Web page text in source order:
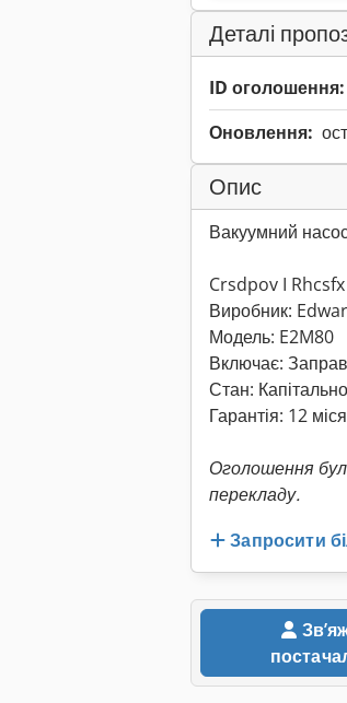
Деталі
ID оголошення:
Оновлення:
Опис
Вакуумний
Crsdpov I
Виробник:
Модель: E2M80
Включає:
Стан:
Гарантія: 12
Оголошення
перекладу.
Запросити